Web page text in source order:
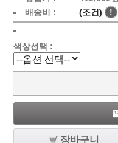
배송비 : (조건) !
색상선택 :
장바구니